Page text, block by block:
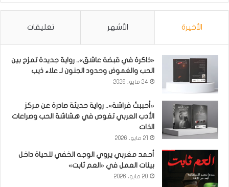
الأخيرة الأشهر تعليقات
«ذاكرة في قبضة عاشق».. رواية جديدة تمزج بين
الحب والغموض وحدود الجنون لـ علاء ذيب
24 مايو، 2026
«أحببتُ فراشة».. رواية حديثة صادرة عن مركز
الأدب العربي تغوص في هشاشة الحب وصراعات
الذات
21 مايو، 2026
أحمد مغربي يروي الوجه الخفي للحياة داخل
بيئات العمل في «العم ثابت»
20 مايو، 2026